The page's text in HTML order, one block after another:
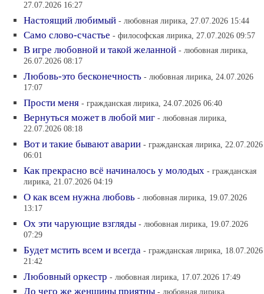
27.07.2026 16:27
Настоящий любимый - любовная лирика, 27.07.2026 15:44
Само слово-счастье - философская лирика, 27.07.2026 09:57
В игре любовной и такой желанной - любовная лирика,
26.07.2026 08:17
Любовь-это бесконечность - любовная лирика, 24.07.2026
17:07
Прости меня - гражданская лирика, 24.07.2026 06:40
Вернуться может в любой миг - любовная лирика,
22.07.2026 08:18
Вот и такие бывают аварии - гражданская лирика, 22.07.2026
06:01
Как прекрасно всё начиналось у молодых - гражданская
лирика, 21.07.2026 04:19
О как всем нужна любовь - любовная лирика, 19.07.2026
13:17
Ох эти чарующие взгляды - любовная лирика, 19.07.2026
07:29
Будет мстить всем и всегда - гражданская лирика, 18.07.2026
21:42
Любовный оркестр - любовная лирика, 17.07.2026 17:49
До чего же женщины приятны - любовная лирика,